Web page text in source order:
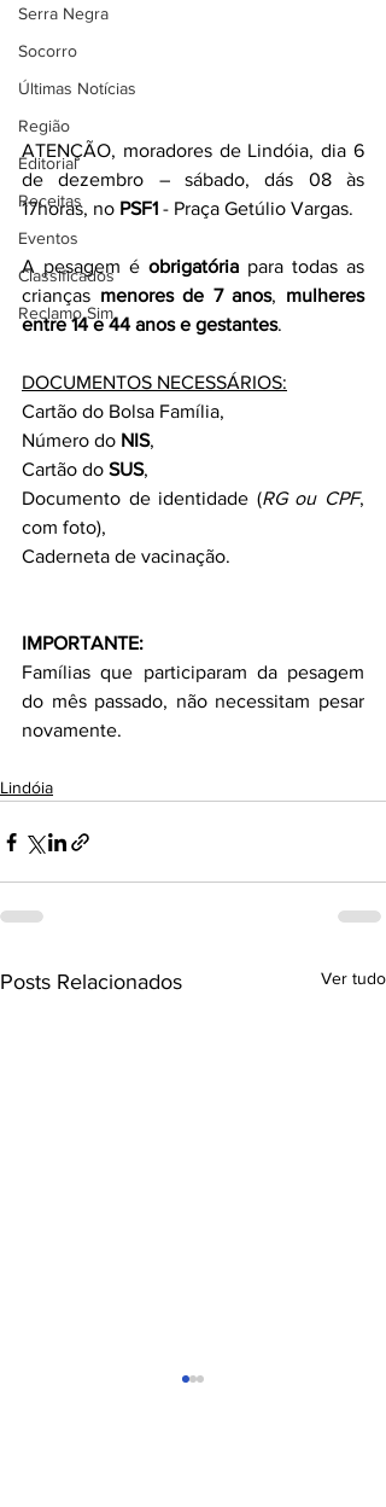
Serra Negra
Socorro
Últimas Notícias
Região
Editorial
Receitas
Eventos
Classificados
Reclamo Sim
ATENÇÃO, moradores de Lindóia, dia 6
de dezembro – sábado, dás 08 às
17horas, no PSF1 - Praça Getúlio Vargas.
A pesagem é obrigatória para todas as
crianças menores de 7 anos, mulheres
entre 14 e 44 anos e gestantes.
DOCUMENTOS NECESSÁRIOS:
Cartão do Bolsa Família,
Número do NIS,
Cartão do SUS,
Documento de identidade (RG ou CPF,
com foto),
Caderneta de vacinação.
IMPORTANTE:
Famílias que participaram da pesagem
do mês passado, não necessitam pesar
novamente.
Lindóia
Posts Relacionados Ver tudo